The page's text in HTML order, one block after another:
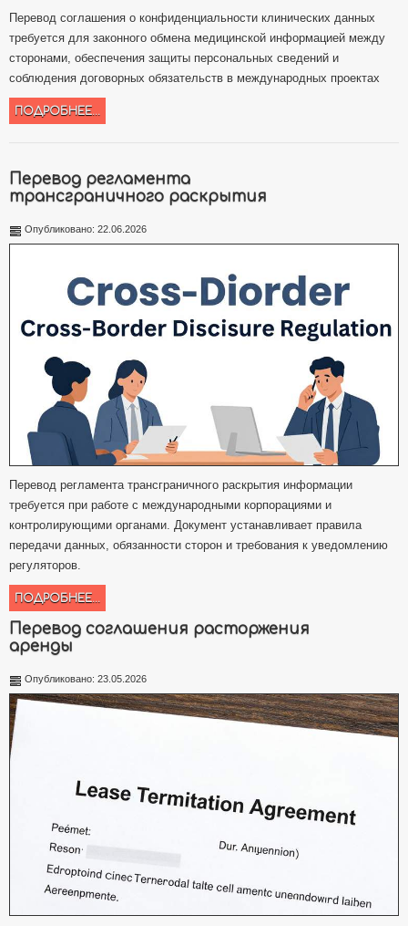
Перевод соглашения о конфиденциальности клинических данных
требуется для законного обмена медицинской информацией между
сторонами, обеспечения защиты персональных сведений и
соблюдения договорных обязательств в международных проектах
ПОДРОБНЕЕ...
Перевод регламента
трансграничного раскрытия
Опубликовано: 22.06.2026
Перевод регламента трансграничного раскрытия информации
требуется при работе с международными корпорациями и
контролирующими органами. Документ устанавливает правила
передачи данных, обязанности сторон и требования к уведомлению
регуляторов.
ПОДРОБНЕЕ...
Перевод соглашения расторжения
аренды
Опубликовано: 23.05.2026